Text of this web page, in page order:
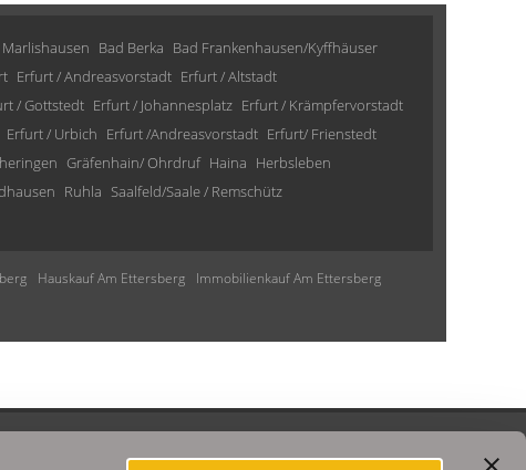
Bad Berka Bad Frankenhausen/Kyffhäuser
Erfurt / Andreasvorstadt Erfurt / Altstadt
/ Gottstedt Erfurt / Johannesplatz Erfurt / Krämpfervorstadt
Erfurt / Urbich Erfurt /Andreasvorstadt Erfurt/ Frienstedt
Gräfenhain/ Ohrdruf Haina Herbsleben
Ruhla Saalfeld/Saale / Remschütz
Hauskauf Am Ettersberg
Immobilienkauf Am Ettersberg